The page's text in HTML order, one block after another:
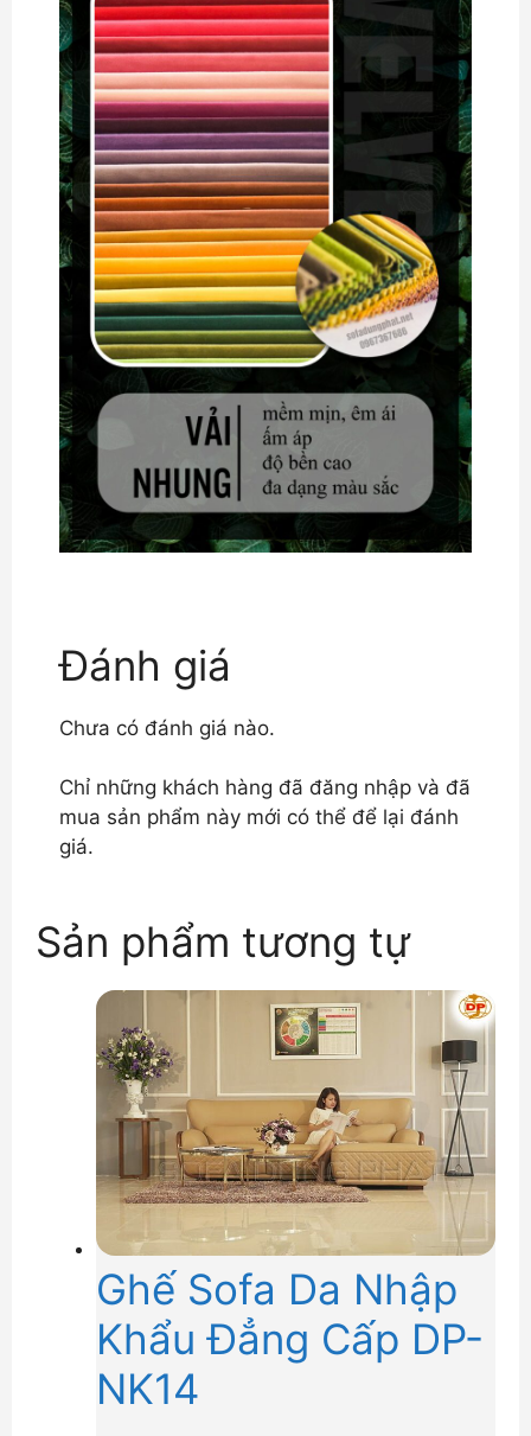
Đánh giá
Chưa có đánh giá nào.
Chỉ những khách hàng đã đăng nhập và đã
mua sản phẩm này mới có thể để lại đánh
giá.
Sản phẩm tương tự
Ghế Sofa Da Nhập
Khẩu Đẳng Cấp DP-
NK14